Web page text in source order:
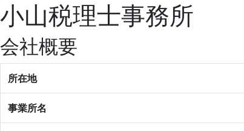
小山税理士事務所
会社概要
所在地
事業所名